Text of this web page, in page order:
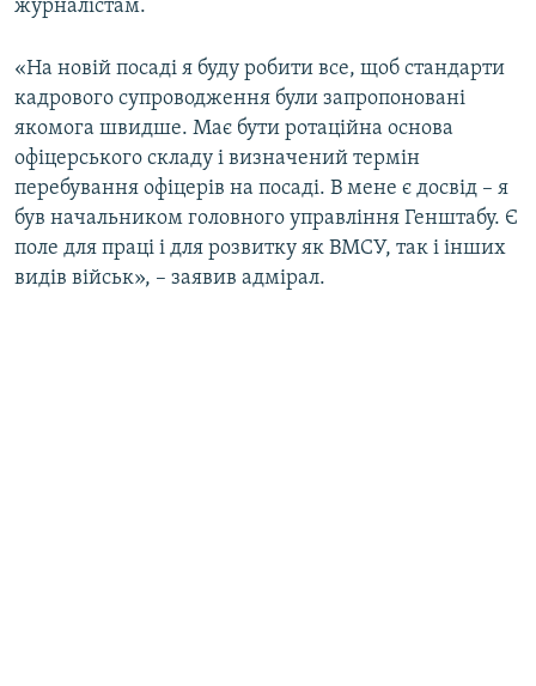
журналістам.
«На новій посаді я буду робити все, щоб стандарти
кадрового супроводження були запропоновані
якомога швидше. Має бути ротаційна основа
офіцерського складу і визначений термін
перебування офіцерів на посаді. В мене є досвід – я
був начальником головного управління Генштабу. Є
поле для праці і для розвитку як ВМСУ, так і інших
видів військ», – заявив адмірал.